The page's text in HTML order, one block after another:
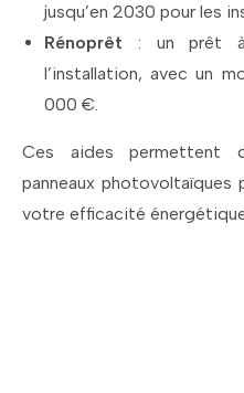
jusqu’en 2030 pour les
Rénoprêt : un prêt à
l’installation, avec un
000 €.
Ces aides permettent
panneaux photovoltaïques
votre efficacité